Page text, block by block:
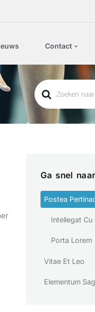
Contact
Search
For
Ga snel naar
Postea
Intellegat Cu
Porta Lorem
Vitae Et Leo
Elementum